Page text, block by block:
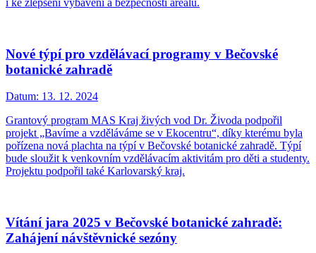
i ke zlepšení vybavení a bezpečnosti areálu.
Nové týpí pro vzdělávací programy v Bečovské
botanické zahradě
Datum: 13. 12. 2024
Grantový program MAS Kraj živých vod Dr. Živoda podpořil
projekt „Bavíme a vzděláváme se v Ekocentru“, díky kterému byla
pořízena nová plachta na týpí v Bečovské botanické zahradě. Týpí
bude sloužit k venkovním vzdělávacím aktivitám pro děti a studenty.
Projektu podpořil také Karlovarský kraj.
Vítání jara 2025 v Bečovské botanické zahradě:
Zahájení návštěvnické sezóny